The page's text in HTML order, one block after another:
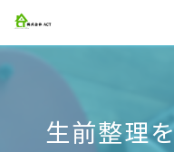
生前整理